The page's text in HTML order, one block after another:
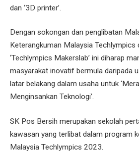
dan ‘3D printer’.
Dengan sokongan dan penglibatan
Keterangkuman Malaysia Techlympics
‘Techlympics Makerslab’ ini diharap
masyarakat inovatif bermula daripada
latar belakang dalam usaha untuk
Menginsankan Teknologi’.
SK Pos Bersih merupakan sekolah
kawasan yang terlibat dalam program
Malaysia Techlympics 2023.